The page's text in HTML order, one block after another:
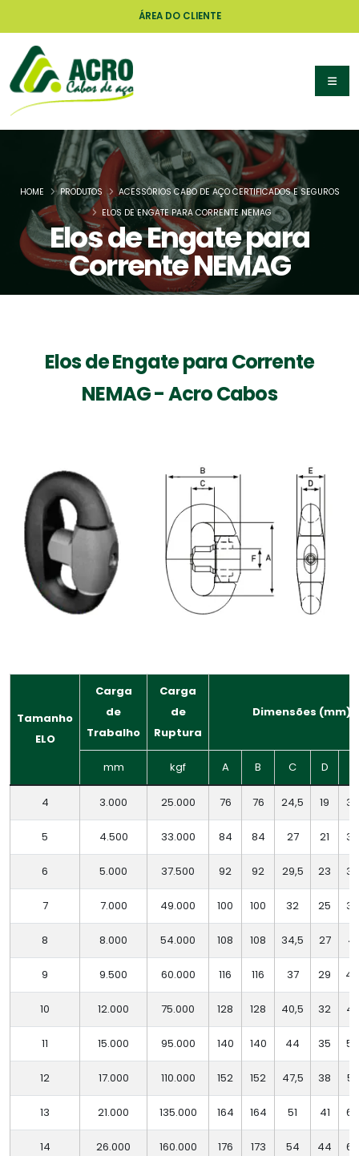
ÁREA DO CLIENTE
Elos de Engate para
Corrente NEMAG
HOME PRODUTOS
ACESSÓRIOS CABO DE AÇO CERTIFICADOS E SEGUROS
ELOS DE ENGATE PARA CORRENTE NEMAG
Elos de Engate para Corrente
NEMAG - Acro Cabos
Tamanho
ELO
Carga
de
Trabalho
Carga
de
Ruptura
Dimensões (mm)
mm kgf A B C D
4 3.000 25.000 76 76 24,5 19 30
5 4.500 33.000 84 84 27 21 33
6 5.000 37.500 92 92 29,5 23 35
7 7.000 49.000 100 100 32 25 38
8 8.000 54.000 108 108 34,5 27 41
9 9.500 60.000 116 116 37 29 44
10 12.000 75.000 128 128 40,5 32 48
11 15.000 95.000 140 140 44 35 53
12 17.000 110.000 152 152 47,5 38 57
13 21.000 135.000 164 164 51 41 62
14 26.000 160.000 176 173 54 44 66